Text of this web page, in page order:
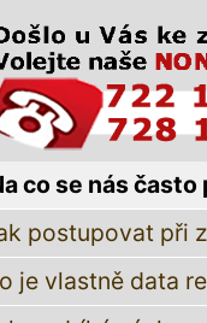
co se nás často
postupovat při
je vlastně data